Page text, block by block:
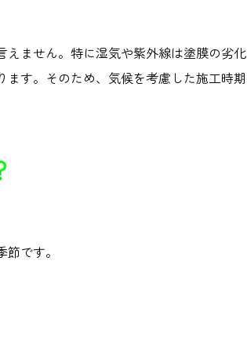
ません。特に湿気や紫外線は塗膜の劣化
す。そのため、気候を考慮した施工時期
です。